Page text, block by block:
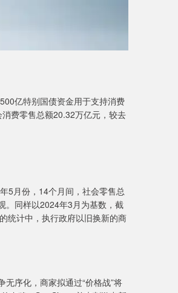
亿特别国债资金用于支持消费
费零售总额20.32万亿元，较去
5月份，14个月间，社会零售总
。同样以2024年3月为基数，截
统计中，执行政府以旧换新的商
序化，商家拟通过“价格战”将